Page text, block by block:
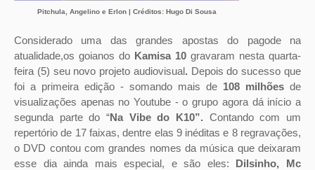
Pitchula, Angelino e Erlon | Créditos: Hugo Di Sousa
Considerado uma das grandes apostas do pagode na
atualidade,os goianos do Kamisa 10 gravaram nesta quarta-
feira (5) seu novo projeto audiovisual. Depois do sucesso que
foi a primeira edição - somando mais de 108 milhões de
visualizações apenas no Youtube - o grupo agora dá início a
segunda parte do “Na Vibe do K10”. Contando com um
repertório de 17 faixas, dentre elas 9 inéditas e 8 regravações,
o DVD contou com grandes nomes da música que deixaram
esse dia ainda mais especial, e são eles:
Dilsinho, Mc